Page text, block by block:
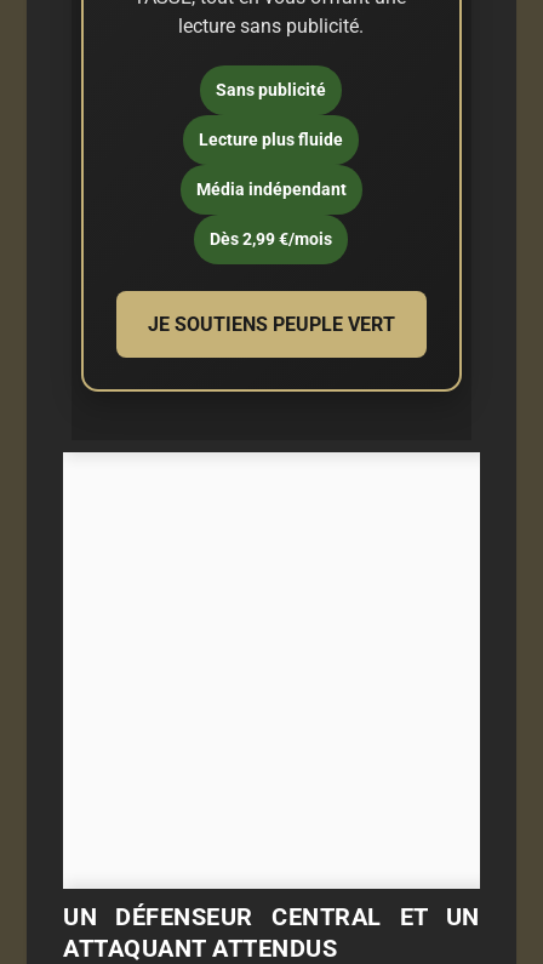
lecture sans publicité.
Sans publicité
Lecture plus fluide
Média indépendant
Dès 2,99 €/mois
JE SOUTIENS PEUPLE VERT
UN DÉFENSEUR CENTRAL ET UN
ATTAQUANT ATTENDUS